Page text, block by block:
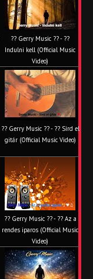
?? Gerry Music ?? - ??
Indulni kell (Official Music
Video)
?? Gerry Music ?? - ?? Sírd el
gitár (Official Music Video)
?? Gerry Music ?? - ?? Az a
rendes iparos (Official Music
Video)